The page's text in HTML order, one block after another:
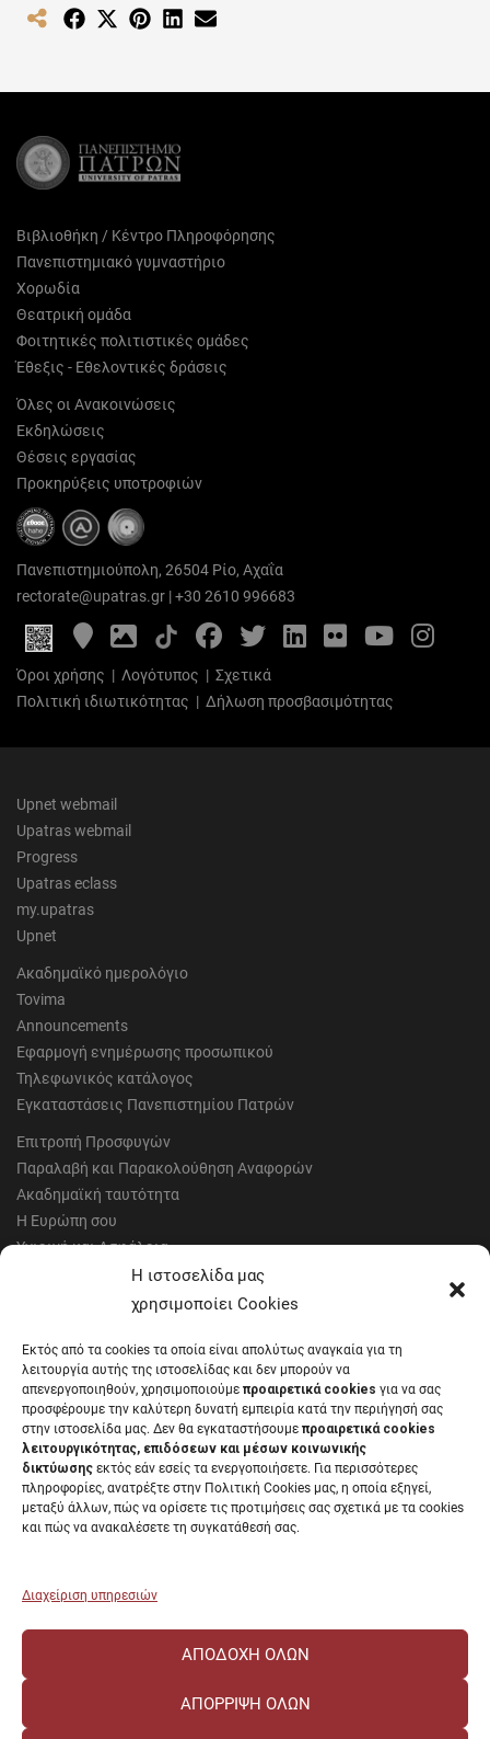
Η ιστοσελίδα μας
χρησιμοποίει Cookies
Εκτός από τα cookies τα οποία είναι απολύτως αναγκαία για τη
λειτουργία αυτής της ιστοσελίδας και δεν μπορούν να
απενεργοποιηθούν, χρησιμοποιούμε προαιρετικά cookies για να σας
προσφέρουμε την καλύτερη δυνατή εμπειρία κατά την περιήγησή σας
στην ιστοσελίδα μας. Δεν θα εγκαταστήσουμε προαιρετικά cookies
λειτουργικότητας, επιδόσεων και μέσων κοινωνικής
δικτύωσης εκτός εάν εσείς τα ενεργοποιήσετε. Για περισσότερες
πληροφορίες, ανατρέξτε στην Πολιτική Cookies μας, η οποία εξηγεί,
μεταξύ άλλων, πώς να ορίσετε τις προτιμήσεις σας σχετικά με τα cookies
και πώς να ανακαλέσετε τη συγκατάθεσή σας.
Διαχείριση υπηρεσιών
ΑΠΟΔΟΧΉ ΌΛΩΝ
ΑΠΌΡΡΙΨΗ ΌΛΩΝ
Share Share
(Twitter)
Share Share
Βιβλιοθήκη / Κέντρο Πληροφόρησης
Πανεπιστημιακό γυμναστήριο
Χορωδία
Θεατρική ομάδα
Φοιτητικές πολιτιστικές ομάδες
Έθεξις - Εθελοντικές δράσεις
Όλες οι Ανακοινώσεις
Εκδηλώσεις
Θέσεις εργασίας
Προκηρύξεις υποτροφιών
Πανεπιστημιούπολη, 26504 Ρίο, Αχαΐα
rectorate@upatras.gr |+30 2610 996683
Google
Maps
Photo
Gallery
FacebookTwitterLinkedIn
FlickrYouTube
Όροι χρήσης | Λογότυπος | Σχετικά
Πολιτική ιδιωτικότητας | Δήλωση προσβασιμότητας
Upnet webmail
Upatras webmail
Progress
Upatras eclass
my.upatras
Upnet
Ακαδημαϊκό ημερολόγιο
Tovima
Announcements
Εφαρμογή ενημέρωσης προσωπικού
Τηλεφωνικός κατάλογος
Εγκαταστάσεις Πανεπιστημίου Πατρών
Επιτροπή Προσφυγών
Παραλαβή και Παρακολούθηση Αναφορών
Ακαδημαϊκή ταυτότητα
Η Ευρώπη σου
Υγιεινή και Ασφάλεια
Έντυπα Οικονομικής Υπηρεσίας
Έντυπα Διοικητικών Υπηρεσιών
Μητρώα αξιολογητών
Δημόσια Διαβούλευση
Συνεδριάσεις Συγκλήτου
Συνεδριάσεις Συμβουλίου Διοίκησης
EUNICoast European University